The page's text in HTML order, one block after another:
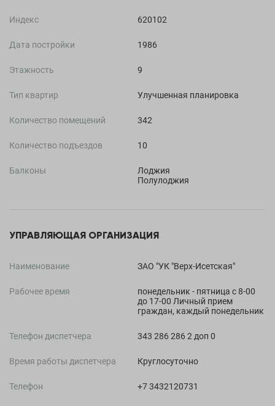
Индекс 620102
Дата постройки 1986
Этажность 9
Тип квартир Улучшенная планировка
Количество помещений 342
Количество подъездов 10
Балконы
Лоджия
Полулоджия
УПРАВЛЯЮЩАЯ ОРГАНИЗАЦИЯ
Наименование ЗАО "УК "Верх-Исетская"
Рабочее время
понедельник - пятница с 8-00
до 17-00 Личный прием
граждан, каждый понедельник
Телефон диспетчера 343 286 286 2 доп 0
Время работы диспетчера Круглосуточно
Телефон +7 3432120731